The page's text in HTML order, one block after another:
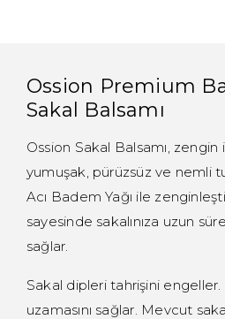
Ossion Premium
Sakal Balsamı
Ossion Sakal Balsamı, zengin
yumuşak, pürüzsüz ve nemli
Acı Badem Yağı ile
sayesinde sakalınıza uzun
sağlar.
Sakal dipleri tahrişini engeller.
uzamasını sağlar. Mevcut